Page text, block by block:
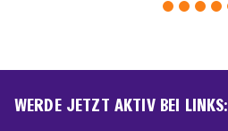
WERDE JETZT AKTIV BEI LINKS: